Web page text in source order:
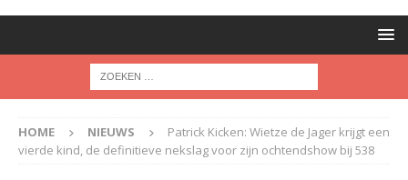
HOME NIEUWS
Patrick Kicken: Wietze de Jager krijgt een
vierde kind, de definitieve nekslag voor zijn ochtendshow bij 538